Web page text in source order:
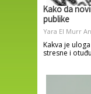
Kako da
publike
Yara El Murr
Kakva je
stresne i